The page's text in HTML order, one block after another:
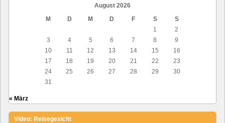
August 2026
M
D M D F S
S
1
2
3
4 5 6 7 8
9
10
11 12 13 14 15
16
17
18 19 20 21 22
23
24
25 26 27 28 29
30
31
« März
Video: Reisegesicht